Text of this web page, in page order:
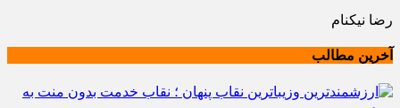
رضا نیکنام
آخرین مطالب